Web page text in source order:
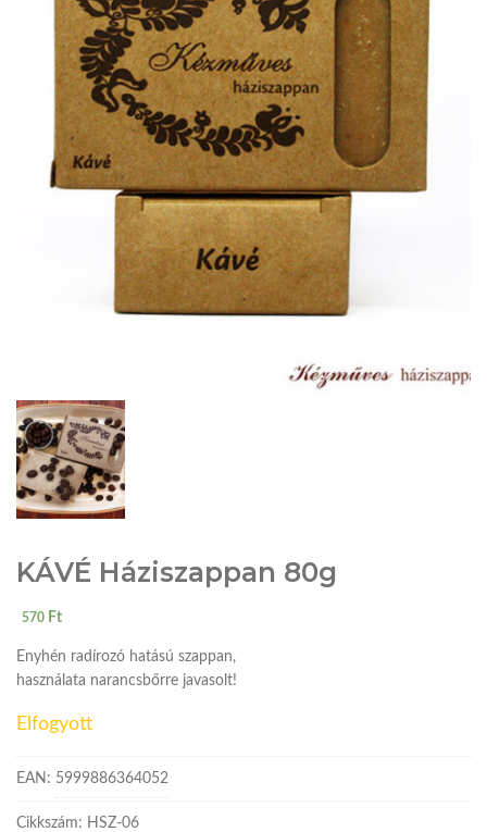
KÁVÉ Háziszappan 80g
570 Ft
Enyhén radírozó hatású szappan,
használata narancsbőrre javasolt!
Elfogyott
EAN: 5999886364052
Cikkszám: HSZ-06